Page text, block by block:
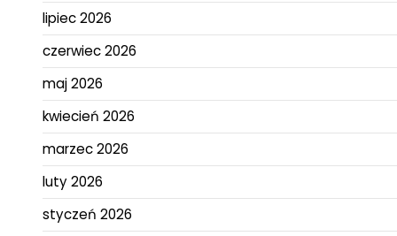
lipiec 2026
czerwiec 2026
maj 2026
kwiecień 2026
marzec 2026
luty 2026
styczeń 2026